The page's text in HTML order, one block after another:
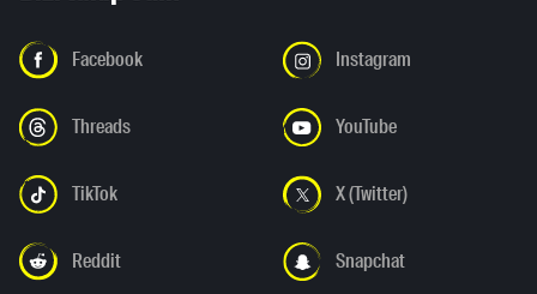
Facebook Instagram
Threads YouTube
TikTok X (Twitter)
Reddit Snapchat